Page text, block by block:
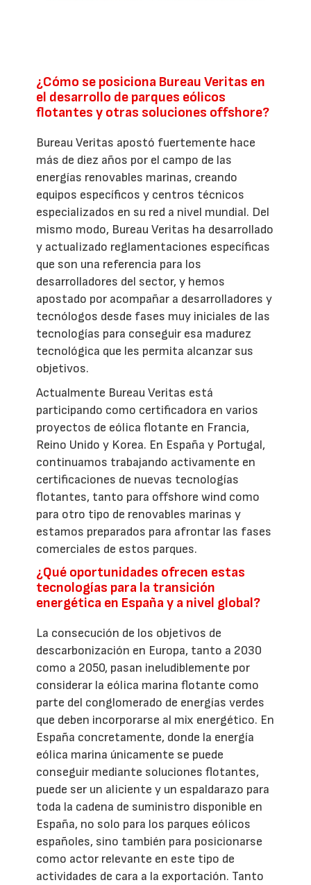
¿Cómo se posiciona Bureau Veritas en
el desarrollo de parques eólicos
flotantes y otras soluciones offshore?
Bureau Veritas apostó fuertemente hace
más de diez años por el campo de las
energías renovables marinas, creando
equipos específicos y centros técnicos
especializados en su red a nivel mundial. Del
mismo modo, Bureau Veritas ha desarrollado
y actualizado reglamentaciones específicas
que son una referencia para los
desarrolladores del sector, y hemos
apostado por acompañar a desarrolladores y
tecnólogos desde fases muy iniciales de las
tecnologías para conseguir esa madurez
tecnológica que les permita alcanzar sus
objetivos.
Actualmente Bureau Veritas está
participando como certificadora en varios
proyectos de eólica flotante en Francia,
Reino Unido y Korea. En España y Portugal,
continuamos trabajando activamente en
certificaciones de nuevas tecnologías
flotantes, tanto para offshore wind como
para otro tipo de renovables marinas y
estamos preparados para afrontar las fases
comerciales de estos parques.
¿Qué oportunidades ofrecen estas
tecnologías para la transición
energética en España y a nivel global?
La consecución de los objetivos de
descarbonización en Europa, tanto a 2030
como a 2050, pasan ineludiblemente por
considerar la eólica marina flotante como
parte del conglomerado de energías verdes
que deben incorporarse al mix energético. En
España concretamente, donde la energía
eólica marina únicamente se puede
conseguir mediante soluciones flotantes,
puede ser un aliciente y un espaldarazo para
toda la cadena de suministro disponible en
España, no solo para los parques eólicos
españoles, sino también para posicionarse
como actor relevante en este tipo de
actividades de cara a la exportación. Tanto